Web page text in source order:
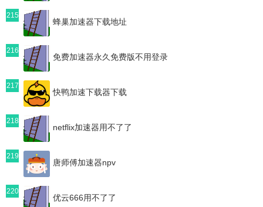
215
蜂巢加速器下载地址
216
免费加速器永久免费版不用登录
217
快鸭加速下载器下载
218
netflix加速器用不了了
219
唐师傅加速器npv
220
优云666用不了了